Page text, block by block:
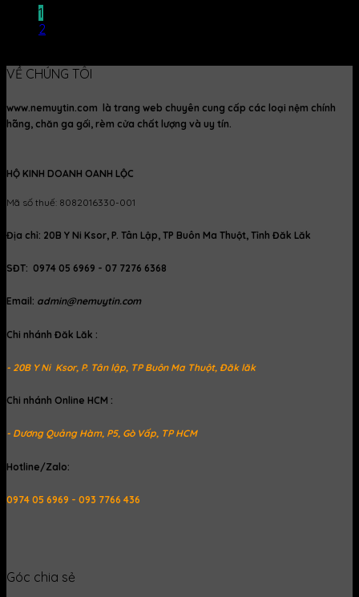
1
2
VỀ CHÚNG TÔI
www.nemuytin.com là trang web chuyên cung cấp các loại nệm chính
hãng, chăn ga gối, rèm cửa chất lượng và uy tín.
HỘ KINH DOANH OANH LỘC
Mã số thuế: 8082016330-001
Địa chỉ: 20B Y Ni Ksor, P. Tân Lập, TP Buôn Ma Thuột, Tỉnh Đăk Lăk
SĐT: 0974 05 6969 - 07 7276 6368
Email: admin@nemuytin.com
Chi nhánh Đăk Lăk :
- 20B Y Ni Ksor, P. Tân lập, TP Buôn Ma Thuột, Đăk lăk
Chi nhánh Online HCM :
- Dương Quảng Hàm, P5, Gò Vấp, TP HCM
Hotline/Zalo:
0974 05 6969 - 093 7766 436
Góc chia sẻ